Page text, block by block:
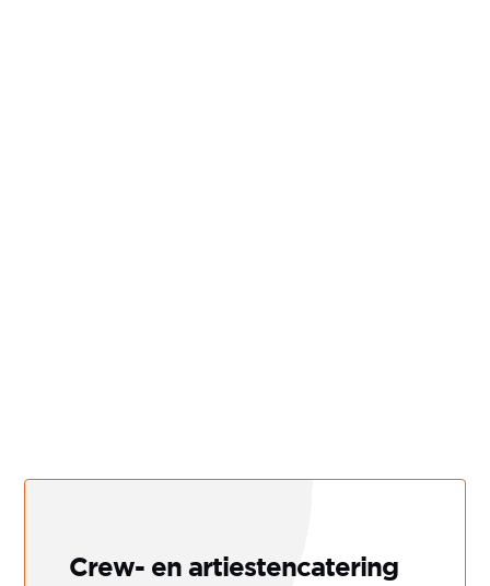
Crew- en artiestencatering